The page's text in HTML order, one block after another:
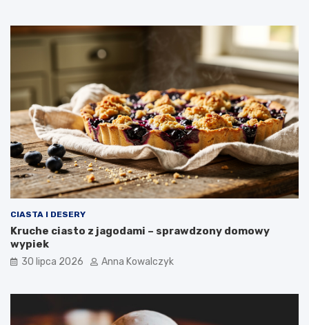
CIASTA I DESERY
Kruche ciasto z jagodami – sprawdzony domowy
wypiek
30 lipca 2026 Anna Kowalczyk